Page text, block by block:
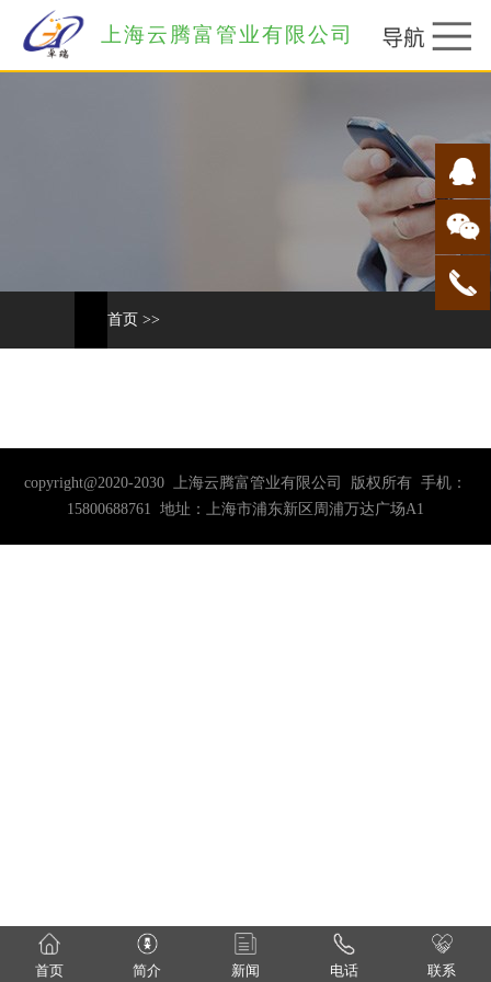
上海云腾富管业有限公司
首页 >>
copyright@2020-2030 上海云腾富管业有限公司 版权所有 手机：
15800688761 地址：上海市浦东新区周浦万达广场A1
首页 简介 新闻 电话 联系